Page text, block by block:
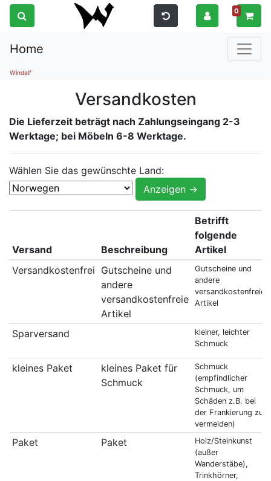
0
Home
Windalf
Versandkosten
Die Lieferzeit beträgt nach Zahlungseingang 2-3
Werktage; bei Möbeln 6-8 Werktage.
Wählen Sie das gewünschte Land:
Versand Beschreibung
Betrifft
folgende
Artikel
Versandkostenfrei Gutscheine und
andere
versandkostenfreie
Artikel
Gutscheine und
andere
versandkostenfreie
Artikel
Sparversand
kleiner, leichter
Schmuck
kleines Paket
kleines Paket für
Schmuck
Schmuck
(empfindlicher
Schmuck, um
Schäden z.B. bei
der Frankierung zu
vermeiden)
Paket Paket
Holz/Steinkunst
(außer
Wanderstäbe),
Trinkhörner,